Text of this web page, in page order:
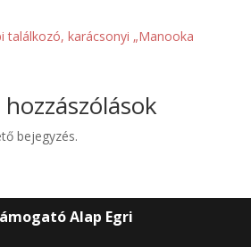
találkozó, karácsonyi „Manooka
bejegyzés.
Alap Egri